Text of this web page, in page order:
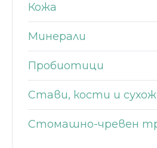
Кожа
Минерали
Пробиотици
Стави, кости и
Стомашно-чревен